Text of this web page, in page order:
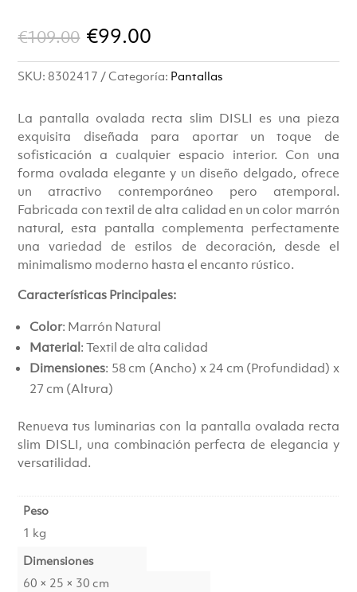
€109.00 El
precio
original
era:
€109.00.
€99.00
precio
es:
€99.00.
SKU: 8302417 Categoría: Pantallas
La pantalla ovalada recta slim DISLI es una pieza
exquisita diseñada para aportar un toque de
sofisticación a cualquier espacio interior. Con una
forma ovalada elegante y un diseño delgado, ofrece
un atractivo contemporáneo pero atemporal.
Fabricada con textil de alta calidad en un color marrón
natural, esta pantalla complementa perfectamente
una variedad de estilos de decoración, desde el
minimalismo moderno hasta el encanto rústico.
Características Principales:
Color: Marrón Natural
Material: Textil de alta calidad
Dimensiones: 58 cm (Ancho) x 24 cm (Profundidad) x
27 cm (Altura)
Renueva tus luminarias con la pantalla ovalada recta
slim DISLI, una combinación perfecta de elegancia y
versatilidad.
Peso
1 kg
Dimensiones
60 × 25 × 30 cm